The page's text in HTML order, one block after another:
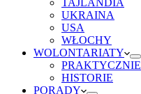
TAJLANDIA
UKRAINA
USA
WŁOCHY
WOLONTARIATY
PRAKTYCZNIE
HISTORIE
PORADY